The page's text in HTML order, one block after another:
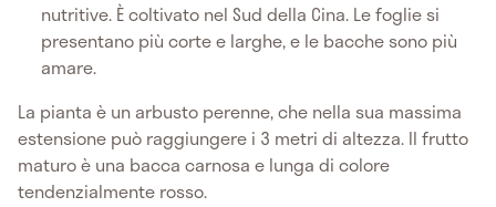
nutritive. È coltivato nel Sud della Cina. Le foglie si
presentano più corte e larghe, e le bacche sono più
amare.
La pianta è un arbusto perenne, che nella sua massima
estensione può raggiungere i 3 metri di altezza. Il frutto
maturo è una bacca carnosa e lunga di colore
tendenzialmente rosso.